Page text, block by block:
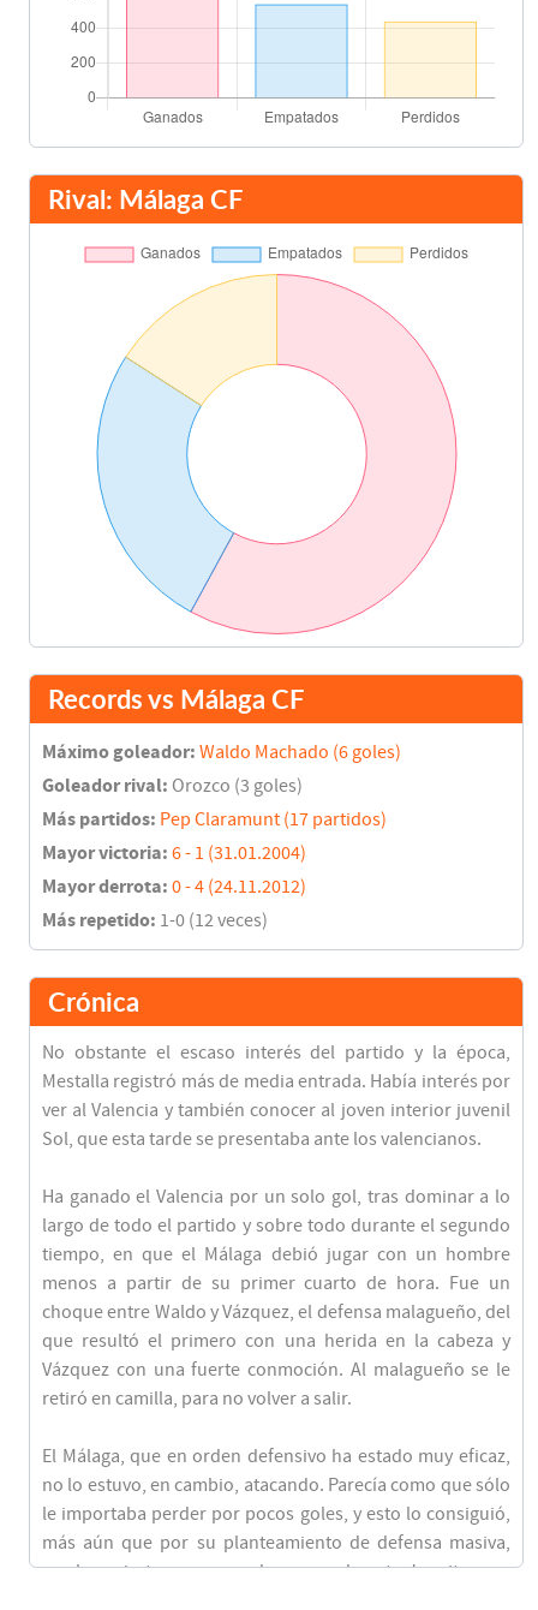
Rival: Málaga CF
Records vs Málaga CF
Máximo goleador: Waldo Machado (6 goles)
Goleador rival: Orozco (3 goles)
Más partidos: Pep Claramunt (17 partidos)
Mayor victoria: 6 - 1 (31.01.2004)
Mayor derrota: 0 - 4 (24.11.2012)
Más repetido: 1-0 (12 veces)
Crónica
No obstante el escaso interés del partido y la época,
Mestalla registró más de media entrada. Había interés por
ver al Valencia y también conocer al joven interior juvenil
Sol, que esta tarde se presentaba ante los valencianos.
Ha ganado el Valencia por un solo gol, tras dominar a lo
largo de todo el partido y sobre todo durante el segundo
tiempo, en que el Málaga debió jugar con un hombre
menos a partir de su primer cuarto de hora. Fue un
choque entre Waldo y Vázquez, el defensa malagueño, del
que resultó el primero con una herida en la cabeza y
Vázquez con una fuerte conmoción. Al malagueño se le
retiró en camilla, para no volver a salir.
El Málaga, que en orden defensivo ha estado muy eficaz,
no lo estuvo, en cambio, atacando. Parecía como que sólo
le importaba perder por pocos goles, y esto lo consiguió,
más aún que por su planteamiento de defensa masiva,
por los aciertos enormes de su guardameta Juanito, que